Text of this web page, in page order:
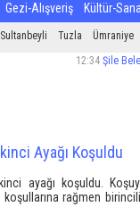
Gezi-Alışveriş Kültür-
Sultanbeyli Tuzla Ümraniye
Şile
Ayağı Koşuldu
ayağı koşuldu.
rağmen